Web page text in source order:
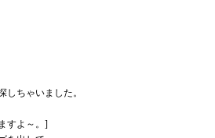
ちゃいました。
すよ～。]